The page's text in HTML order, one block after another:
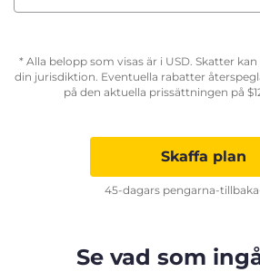
* Alla belopp som visas är i USD. Skatter
din jurisdiktion. Eventuella rabatter
på den aktuella prissättningen på $
Skaffa plan
45-dagars pengarna-
Se vad som